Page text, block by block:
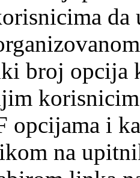
broj
opcijama i
na